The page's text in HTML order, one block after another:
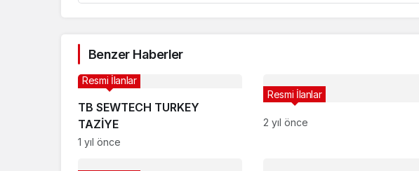
Benzer Haberler
TB SEWTECH TURKEY
TAZİYE
Resmi İlanlar
1 yıl önce
Resmi İlanlar
2 yıl önce